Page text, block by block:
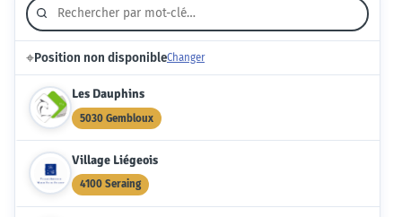
⌖Position non disponibleChanger
Les Dauphins
5030 Gembloux
Village Liégeois
4100 Seraing